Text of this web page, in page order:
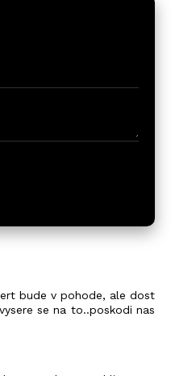
bude v pohode, ale dost
se na to..poskodi nas